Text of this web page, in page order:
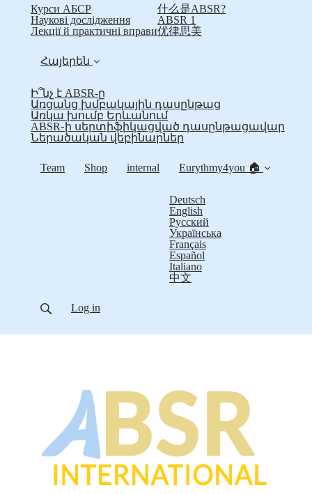
Курси АБСР
Наукові дослідження
Лекції й практичні вправи
什么是ABSR?
ABSR 1
优律思美
Հայերեն
Ի՞նչ է ABSR-ը
Առցանց խմբակային դասընթաց
Առկա խումբ Երևանում
ABSR֊ի սերտիֆիկացված դասընթացավար
Ներածական վեբինարներ
Team Shop internal Eurythmy4you 🏠
Deutsch
English
Русский
Українська
Français
Español
Italiano
中文
Log in